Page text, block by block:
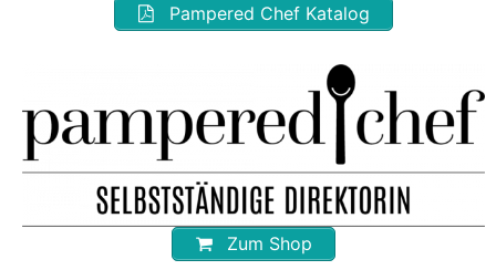
Pampered Chef Katalog
Zum Shop